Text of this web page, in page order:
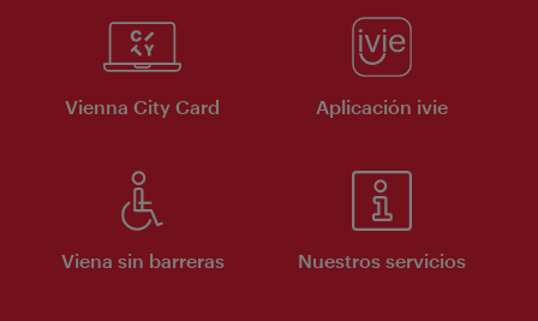
Vienna City Card Aplicación ivie
Viena sin barreras Nuestros servicios